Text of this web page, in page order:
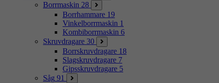
Borrmaskin 28
Borrhammare 19
Vinkelborrmaskin 1
Kombiborrmaskin 6
Skruvdragare 30
Borrskruvdragare 18
Slagskruvdragare 7
Gipsskruvdragare 5
Såg 91